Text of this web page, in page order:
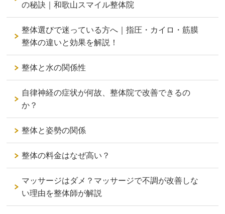
の秘訣｜和歌山スマイル整体院
整体選びで迷っている方へ｜指圧・カイロ・筋膜
整体の違いと効果を解説！
整体と水の関係性
自律神経の症状が何故、整体院で改善できるの
か？
整体と姿勢の関係
整体の料金はなぜ高い？
マッサージはダメ？マッサージで不調が改善しな
い理由を整体師が解説